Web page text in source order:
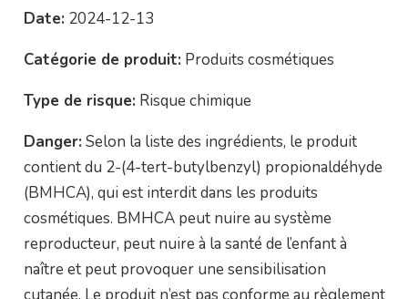
Date: 2024-12-13
Catégorie de produit: Produits cosmétiques
Type de risque: Risque chimique
Danger: Selon la liste des ingrédients, le produit
contient du 2-(4-tert-butylbenzyl) propionaldéhyde
(BMHCA), qui est interdit dans les produits
cosmétiques. BMHCA peut nuire au système
reproducteur, peut nuire à la santé de l’enfant à
naître et peut provoquer une sensibilisation